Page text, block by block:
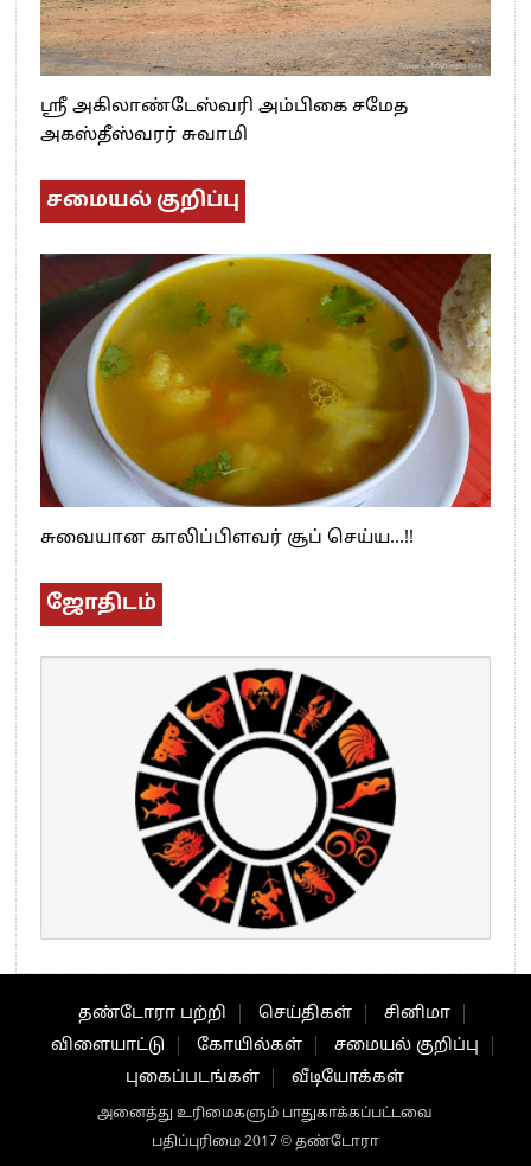
ஸ்ரீ அகிலாண்டேஸ்வரி அம்பிகை சமேத
அகஸ்தீஸ்வரர் சுவாமி
சமையல் குறிப்பு
சுவையான காலிப்பிளவர் சூப் செய்ய…!!
ஜோதிடம்
தண்டோரா பற்றி செய்திகள்
சினிமா
விளையாட்டு
கோயில்கள்
சமையல் குறிப்பு
புகைப்படங்கள்
வீடியோக்கள்
அனைத்து உரிமைகளும் பாதுகாக்கப்பட்டவை
பதிப்புரிமை 2017 © தண்டோரா